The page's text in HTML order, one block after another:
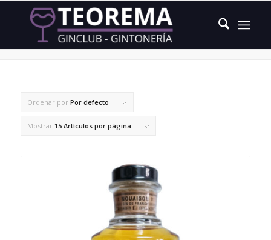
frutas y especias
Ordenar por Por defecto
Mostrar 15 Artículos por página